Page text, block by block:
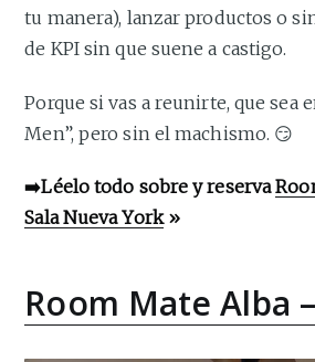
tu manera), lanzar productos o
de KPI sin que suene a castigo.
Porque si vas a reunirte, que sea
Men”, pero sin el machismo. 😏
➡️Léelo todo sobre y reserva
Sala Nueva York»
Room Mate Alba